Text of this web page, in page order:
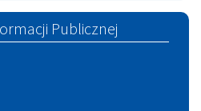
Publicznej